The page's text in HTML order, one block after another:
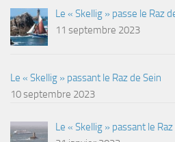
Le « Skellig » passe le Raz
11 septembre 2023
Le « Skellig » passant le Raz de Sein
10 septembre 2023
Le « Skellig » passant le